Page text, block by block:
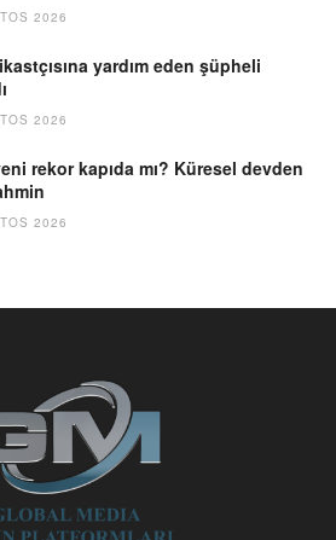
2026
yardım eden şüpheli
2026
rekor kapıda mı? Küresel devden
2026